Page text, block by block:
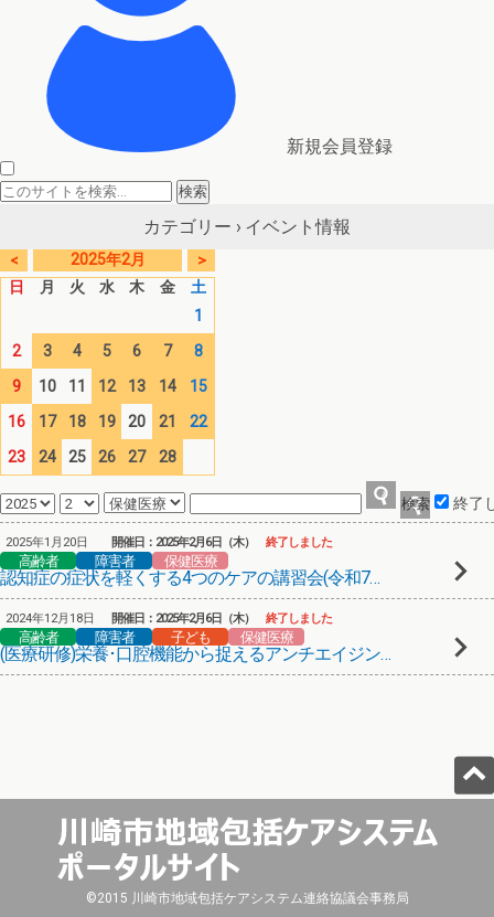
新規会員登録
カテゴリー › イベント情報
< 2025年2月
>
日
月 火 水 木 金
土
1
2
3 4 5 6 7
8
9
10 11 12 13 14
15
16
17 18 19 20 21
22
23
24 25 26 27 28
終了
2025年1月20日
高齢者 障害者 保健医療
認知症の症状を軽くする4つのケアの講習会(令和7年2月6日)
開催日：2025年2月6日（木） 終了しました
2024年12月18日
高齢者 障害者 子ども 保健医療
(医療研修)栄養･口腔機能から捉えるアンチエイジング～最後まで口から食べる～
開催日：2025年2月6日（木） 終了しました
©2015 川崎市地域包括ケアシステム連絡協議会事務局